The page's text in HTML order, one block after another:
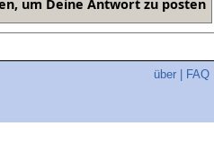
über FAQ